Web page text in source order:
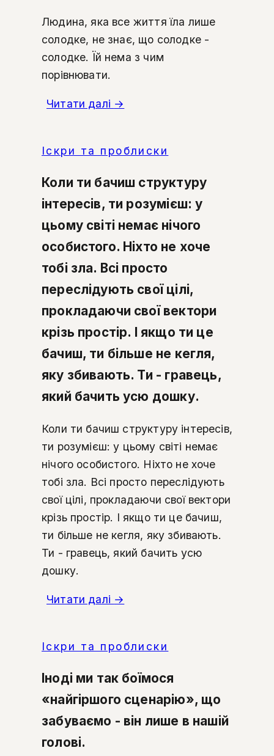
Людина, яка все життя їла лише
солодке, не знає, що солодке -
солодке. Їй нема з чим
порівнювати.
Читати далі →
Іскри та проблиски
Коли ти бачиш структуру
інтересів, ти розумієш: у
цьому світі немає нічого
особистого. Ніхто не хоче
тобі зла. Всі просто
переслідують свої цілі,
прокладаючи свої вектори
крізь простір. І якщо ти це
бачиш, ти більше не кегля,
яку збивають. Ти - гравець,
який бачить усю дошку.
Коли ти бачиш структуру інтересів,
ти розумієш: у цьому світі немає
нічого особистого. Ніхто не хоче
тобі зла. Всі просто переслідують
свої цілі, прокладаючи свої вектори
крізь простір. І якщо ти це бачиш,
ти більше не кегля, яку збивають.
Ти - гравець, який бачить усю
дошку.
Читати далі →
Іскри та проблиски
Іноді ми так боїмося
«найгіршого сценарію», що
забуваємо - він лише в нашій
голові.